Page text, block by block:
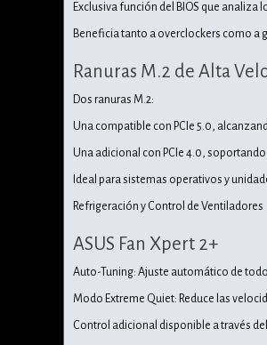
Exclusiva función del BIOS que
Beneficia tanto a overclockers como a
Ranuras M.2 de Alta
Dos ranuras M.2:
Una compatible con PCIe 5.0,
Una adicional con PCIe 4.0, soportando
Ideal para sistemas operativos y
Refrigeración y Control de Ventiladores
ASUS Fan Xpert 2+
Auto-Tuning: Ajuste automático de
Modo Extreme Quiet: Reduce las
Control adicional disponible a través del